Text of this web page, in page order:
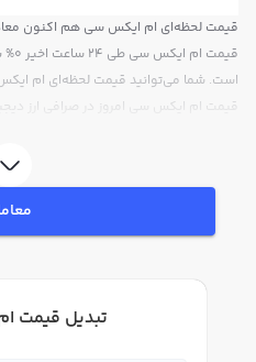
است. شما می‌توانید قیمت لحظه‌ای ام ایکس
قیمت ام ایکس سی امروز در صرافی ارز
تبدیل قیمت